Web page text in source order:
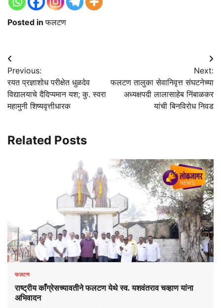
Posted inफलटण
Post
navigation
Previous:
रयत प्रज्ञाशोध परीक्षेत धुळदेव
विद्यालयाचे दैदिप्यमान यश; कु. स्वरा
महामुनी शिष्यवृत्तीधारक
Next:
फलटण तालुका सेवानिवृत्त संघटनेच्या
अध्यक्षपदी लालासाहेब निंबाळकर
यांची बिनविरोध निवड
Related Posts
फलटण
राष्ट्रीय काँग्रेसच्यावतीने फलटण येथे स्व. यशवंतराव चव्हाण यांना
अभिवादन